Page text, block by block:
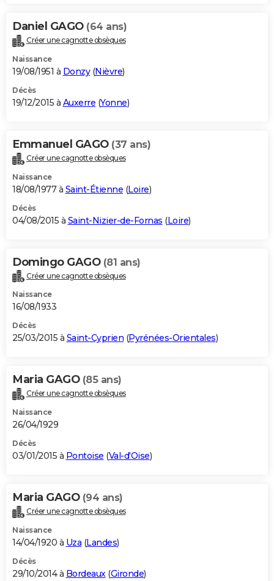
Daniel GAGO (64 ans)
Créer une cagnotte obsèques
Naissance
19/08/1951 à Donzy(Nièvre)
Décès
19/12/2015 à Auxerre (Yonne)
Emmanuel GAGO (37 ans)
Créer une cagnotte obsèques
Naissance
18/08/1977 à Saint-Étienne (Loire)
Décès
04/08/2015 à Saint-Nizier-de-Fornas (Loire)
Domingo GAGO (81 ans)
Créer une cagnotte obsèques
Naissance
16/08/1933
Décès
25/03/2015 à Saint-Cyprien (Pyrénées-Orientales)
Maria GAGO (85 ans)
Créer une cagnotte obsèques
Naissance
26/04/1929
Décès
03/01/2015 à Pontoise (Val-d'Oise)
Maria GAGO (94 ans)
Créer une cagnotte obsèques
Naissance
14/04/1920 à Uza (Landes)
Décès
29/10/2014 à Bordeaux(Gironde)